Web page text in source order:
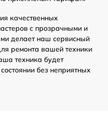
качественных
с прозрачными и
делает наш сервисный
ремонта вашей техники
техника будет
без неприятных